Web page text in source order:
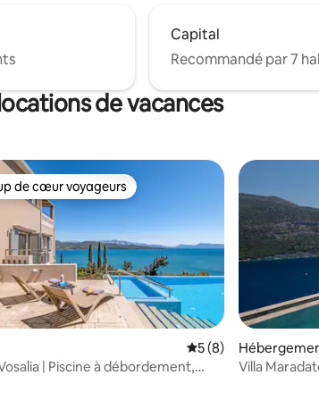
Capital
Recommandé par 7
de vacances
sur la base de 49 commentaires : 4,9 sur 5
de cœur voyageurs
de cœur voyageurs
Évaluation moyenne
5 (8)
| Piscine à débordement,
Villa